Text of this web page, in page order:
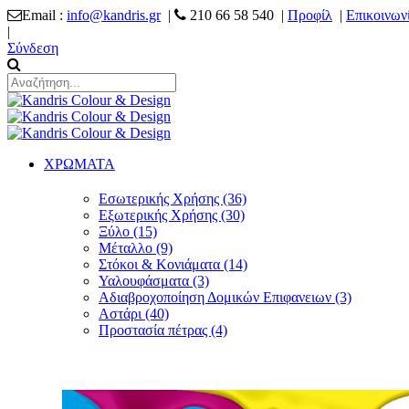
Email : info@kandris.gr| 210 66 58 540 | Προφίλ |
|
Σύνδεση
ΧΡΩΜΑΤΑ
Εσωτερικής Χρήσης (36)
Εξωτερικής Χρήσης (30)
Ξύλο (15)
Μέταλλο (9)
Στόκοι & Κονιάματα (14)
Υαλουφάσματα (3)
Αδιαβροχοποίηση Δομικών Επιφανειων (3)
Αστάρι (40)
Προστασία πέτρας (4)